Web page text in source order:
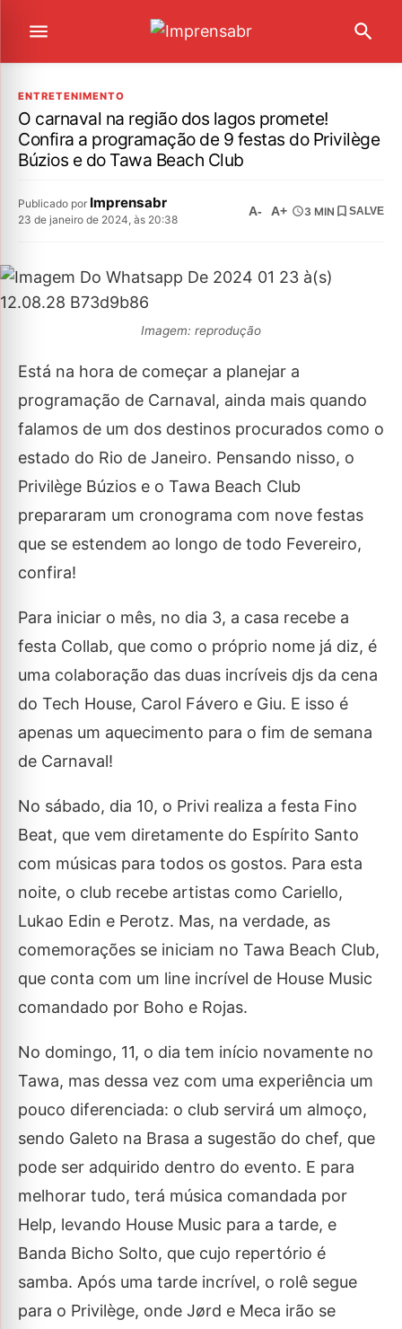
ENTRETENIMENTO
O carnaval na região dos lagos promete!
Confira a programação de 9 festas do Privilège
Búzios e do Tawa Beach Club
Publicado por Imprensabr
23 de janeiro de 2024, às 20:38
A- A+ 3 MIN SALVE
Imagem: reprodução
Está na hora de começar a planejar a
programação de Carnaval, ainda mais quando
falamos de um dos destinos procurados como o
estado do Rio de Janeiro. Pensando nisso, o
Privilège Búzios e o Tawa Beach Club
prepararam um cronograma com nove festas
que se estendem ao longo de todo Fevereiro,
confira!
Para iniciar o mês, no dia 3, a casa recebe a
festa Collab, que como o próprio nome já diz, é
uma colaboração das duas incríveis djs da cena
do Tech House, Carol Fávero e Giu. E isso é
apenas um aquecimento para o fim de semana
de Carnaval!
No sábado, dia 10, o Privi realiza a festa Fino
Beat, que vem diretamente do Espírito Santo
com músicas para todos os gostos. Para esta
noite, o club recebe artistas como Cariello,
Lukao Edin e Perotz. Mas, na verdade, as
comemorações se iniciam no Tawa Beach Club,
que conta com um line incrível de House Music
comandado por Boho e Rojas.
No domingo, 11, o dia tem início novamente no
Tawa, mas dessa vez com uma experiência um
pouco diferenciada: o club servirá um almoço,
sendo Galeto na Brasa a sugestão do chef, que
pode ser adquirido dentro do evento. E para
melhorar tudo, terá música comandada por
Help, levando House Music para a tarde, e
Banda Bicho Solto, que cujo repertório é
samba. Após uma tarde incrível, o rolê segue
para o Privilège, onde Jørd e Meca irão se